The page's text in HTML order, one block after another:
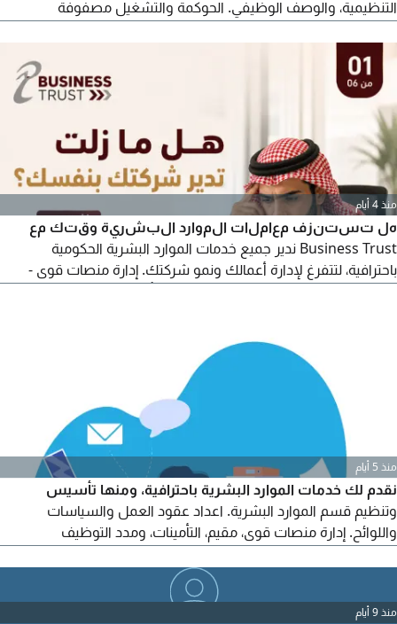
التنظيمية، والوصف الوظيفي. الحوكمة والتشغيل مصفوفة
منذ 4 أيام
هل تستنزف معاملات الموارد البشرية وقتك مع
Business Trust ندير جميع خدمات الموارد البشرية الحكومية
باحترافية، لتتفرغ لإدارة أعمالك ونمو شركتك. إدارة منصات قوى -
منذ 5 أيام
نقدم لك خدمات الموارد البشرية باحترافية، ومنها تأسيس
وتنظيم قسم الموارد البشرية. اعداد عقود العمل والسياسات
واللوائح. إدارة منصات قوى، مقيم، التأمينات، ومدد التوظيف
تمهير والتدريب التعاوني. الاستشارات والدعم في جميع اجراءات
منذ 9 أيام